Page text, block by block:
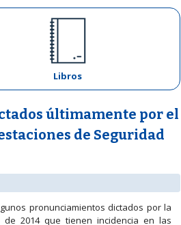
Libros
últimamente por el
de Seguridad
pronunciamientos dictados por la
2014 que tienen incidencia en las